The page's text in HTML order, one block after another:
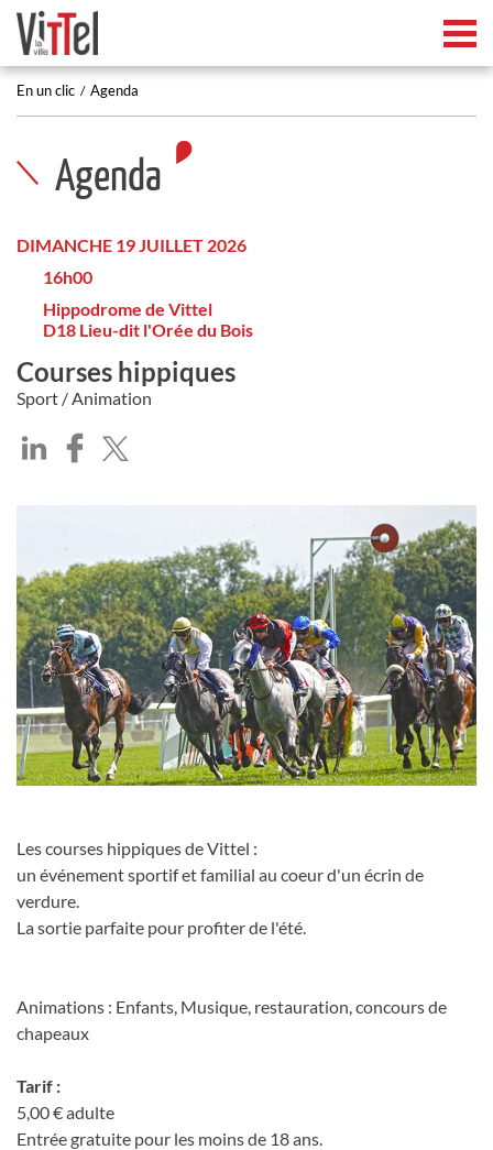
En un clic Agenda
Agenda
DIMANCHE 19 JUILLET 2026
16h00
Hippodrome de Vittel
D18 Lieu-dit l'Orée du Bois
Courses hippiques
Sport / Animation
Les courses hippiques de Vittel :
un événement sportif et familial au coeur d'un écrin de
verdure.
La sortie parfaite pour profiter de l'été.
Animations : Enfants, Musique, restauration, concours de
chapeaux
Tarif :
5,00 € adulte
Entrée gratuite pour les moins de 18 ans.